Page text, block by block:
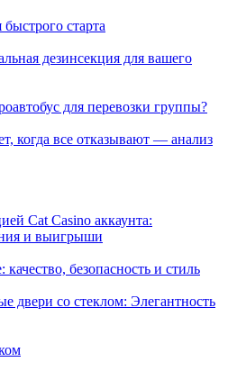
старта
дезинсекция для вашего
для перевозки группы?
когда все отказывают — анализ
Cat Casino аккаунта:
и выигрыши
безопасность и стиль
двери со стеклом: Элегантность